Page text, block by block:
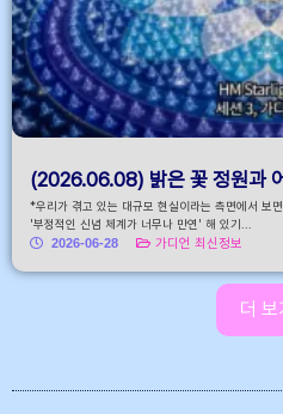
(2026.06.08) 밝은 꽃 정원과
*우리가 겪고 있는 대규모 현실이라는 측면에서 보
'부정적인 신념 체계가 너무나 만연' 해 있기...
2026-06-28
가디언 최신정보
더 보